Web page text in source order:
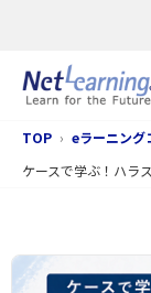
TOP
eラーニング
ケースで学ぶ！ハラ